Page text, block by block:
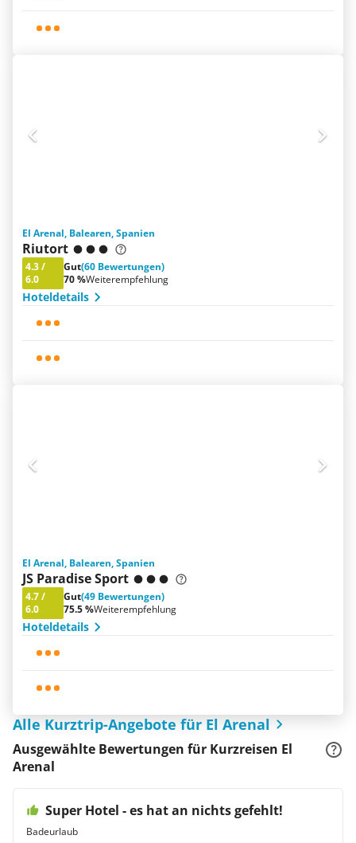
El Arenal, Balearen, Spanien
Riutort
4.3/
6.0
Gut(60 Bewertungen)
70 %Weiterempfehlung
Hoteldetails
El Arenal, Balearen, Spanien
JS Paradise Sport
4.7/
6.0
Gut(49 Bewertungen)
75.5 %Weiterempfehlung
Hoteldetails
Alle Kurztrip-Angebote für El Arenal
Ausgewählte Bewertungen für Kurzreisen El
Arenal
Super Hotel - es hat an nichts gefehlt!
Badeurlaub